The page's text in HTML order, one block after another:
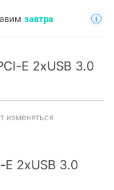
завтра
E 2xUSB 3.0
изменяться
2xUSB 3.0